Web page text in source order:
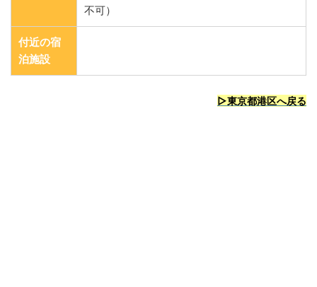
不可）
付近の宿
泊施設
▷東京都港区へ戻る